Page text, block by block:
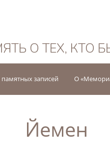
— Русский
О ТЕХ, КТО
записей О
Йемен